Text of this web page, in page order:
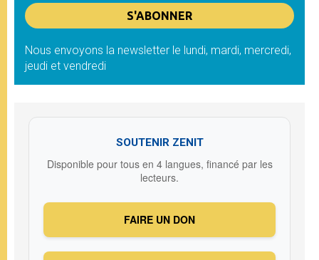
Nous envoyons la newsletter le lundi, mardi, mercredi,
jeudi et vendredi
SOUTENIR ZENIT
Disponible pour tous en 4 langues, financé par les
lecteurs.
FAIRE UN DON